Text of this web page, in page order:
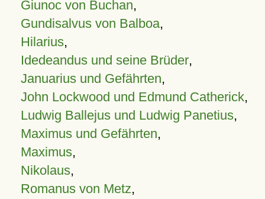
Giunoc von Buchan,
Gundisalvus von Balboa,
Hilarius,
Idedeandus und seine Brüder,
Januarius und Gefährten,
John Lockwood und Edmund Catherick,
Ludwig Ballejus und Ludwig Panetius,
Maximus und Gefährten,
Maximus,
Nikolaus,
Romanus von Metz,